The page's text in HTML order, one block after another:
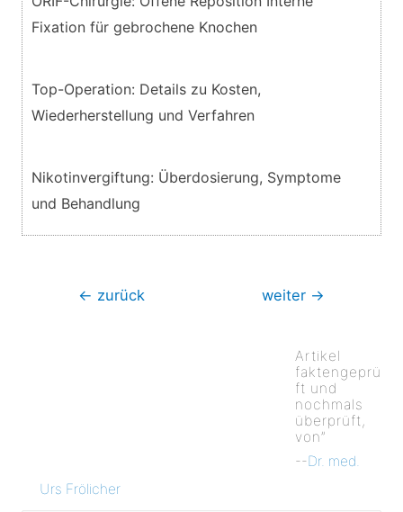
Fixation für gebrochene Knochen
Top-Operation: Details zu Kosten,
Wiederherstellung und Verfahren
Nikotinvergiftung: Überdosierung, Symptome
und Behandlung
Beitragsnavigation
← zurück weiter →
Artikel
faktengeprü
ft und
nochmals
überprüft,
von”
--Dr. med.
Urs Frölicher